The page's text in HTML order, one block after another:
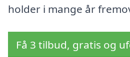
holder i mange år
Få 3 tilbud, gratis og